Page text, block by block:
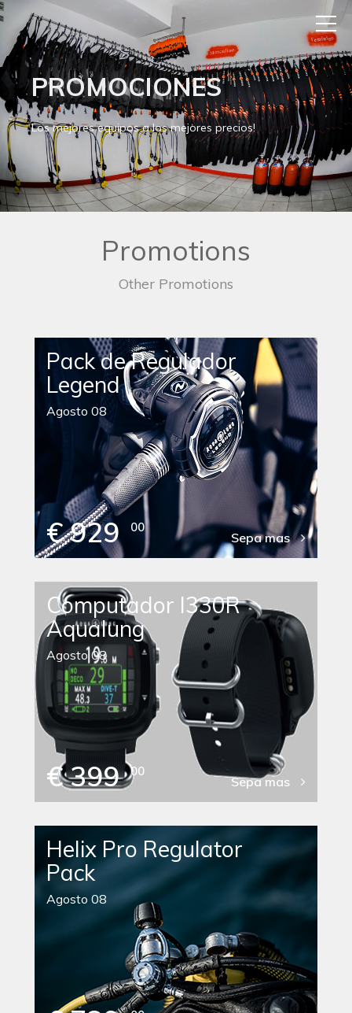
PROMOCIONES
Los mejores equipos a los mejores precios!
Promotions
Other Promotions
Pack de Regulador
Legend
Agosto 08
€ 929 00
Sepa mas
Computador I330R
Aqualung
Agosto 08
€ 399 00
Sepa mas
Helix Pro Regulator
Pack
Agosto 08